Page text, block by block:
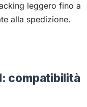
leggero fino a
alla spedizione.
compatibilità